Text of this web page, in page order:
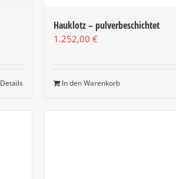
Details
Hauklotz – pulverbeschichtet
1.252,00€
In den Warenkorb